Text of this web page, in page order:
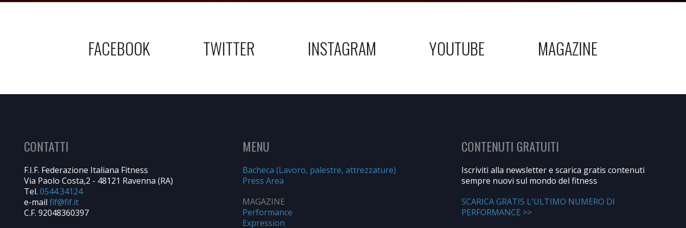
FACEBOOK TWITTER INSTAGRAM YOUTUBE MAGAZINE
CONTATTI
F.I.F. Federazione Italiana Fitness
Via Paolo Costa,2 - 48121 Ravenna (RA)
Tel. 0544.34124
e-mail
C.F. 92048360397
MENU
Bacheca (Lavoro, palestre, attrezzature)
Press Area
MAGAZINE
Performance
Expression
CONTENUTI GRATUITI
Iscriviti alla newsletter e scarica gratis contenuti
sempre nuovi sul mondo del fitness
SCARICA GRATIS L'ULTIMO NUMERO DI
PERFORMANCE >>